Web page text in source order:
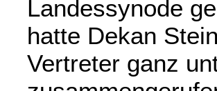
Landessynode
hatte Dekan
Vertreter ganz